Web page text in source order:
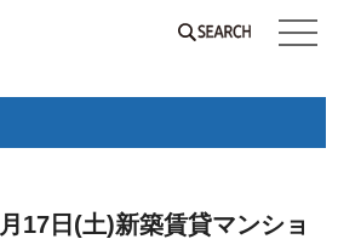
SEARCH
17日(土)新築賃貸マンショ